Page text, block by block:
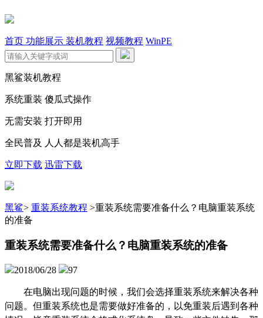
首页 功能展示 装机教程 视频教程 WinPE
黑鲨装机教程
系统重装 傻瓜式操作
无需安装 打开即用
全民普及 人人都是装机高手
立即下载 迅雷下载
黑鲨> 重装系统教程 >重装系统需要准备什么？电脑重装系统
的准备
重装系统需要准备什么？电脑重装系统的准备
2018/06/28 97
在电脑出现问题的时候，我们会选择重装系统来解决各种
问题。但重装系统也是需要做好准备的，以免重装后遇到各种